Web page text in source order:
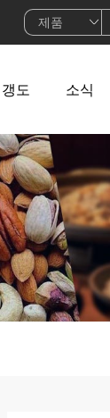
도 소식